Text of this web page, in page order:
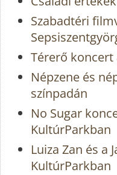
Szabadtéri
Térerő koncert
Népzene és
színpadán
No Sugar
KultúrParkban
Luiza Zan és a
KultúrParkban